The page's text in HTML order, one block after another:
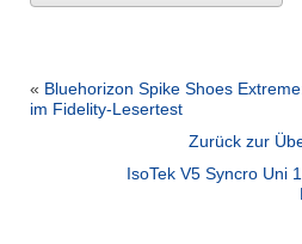
« Bluehorizon Spike Shoes
im Fidelity-Lesertest
Zurück zur
IsoTek V5 Syncro Uni